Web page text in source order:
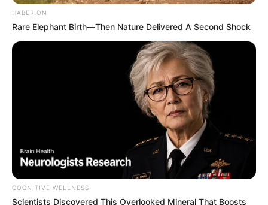
HABERION
Rare Elephant Birth—Then Nature Delivered A Second Shock
COGNITIVE WELLNESS
Scientists Discovered This Overlooked Mineral That Boosts